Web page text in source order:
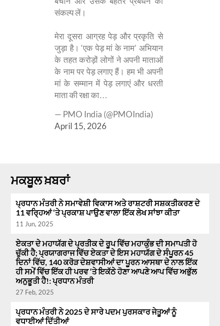
संकल्प लें।
मेरा दूसरा आग्रह पेड़ और प्रकृति से
जुड़ा है। ‘एक पेड़ मां के नाम’ अभियान
के तहत करोड़ों लोगों ने अपनी माताओं
के नाम पर पेड़ लगाए हैं। हम भी अपनी
मां के सम्मान में पेड़ लगाएं और धरती
माता की रक्षा का…
— PMO India (@PMOIndia)
April 15, 2026
ਮਕਬੂਲ ਖ਼ਬਰਾਂ
ਪ੍ਰਧਾਨ ਮੰਤਰੀ ਨੇ ਸਮਾਵੇਸ਼ੀ ਵਿਕਾਸ ਅਤੇ ਰਾਸ਼ਟਰੀ ਸਸ਼ਕਤੀਕਰਣ ਦੇ
11 ਵਰ੍ਹਿਆਂ ‘ਤੇ ਪ੍ਰਕਾਸ਼ ਪਾਉਣ ਵਾਲਾ ਇੱਕ ਲੇਖ ਸਾਂਝਾ ਕੀਤਾ
11 Jun, 2025
ਏਕਤਾ ਦੇ ਮਹਾਯੱਗ ਦੇ ਪ੍ਰਤੀਕ ਦੇ ਰੂਪ ਵਿੱਚ ਮਹਾਕੁੰਭ ਦੀ ਸਮਾਪਤੀ ਹੋ
ਚੁੱਕੀ ਹੈ; ਪ੍ਰਯਾਗਰਾਜ ਵਿੱਚ ਏਕਤਾ ਦੇ ਇਸ ਮਹਾਯੱਗ ਦੇ ਸੰਪੂਰਨ 45
ਦਿਨਾਂ ਵਿੱਚ, 140 ਕਰੋੜ ਦੇਸ਼ਵਾਸੀਆਂ ਦਾ ਪੂਰਨ ਆਸਥਾ ਦੇ ਨਾਲ ਇੱਕ
ਹੀ ਸਮੇਂ ਵਿੱਚ ਇੱਕ ਹੀ ਪਰਵ ‘ਤੇ ਇਕੱਠੇ ਹੋਣਾ ਆਪਣੇ ਆਪ ਵਿੱਚ ਅਭੁੱਲ
ਅਨੁਭੂਤੀ ਹੈ!: ਪ੍ਰਧਾਨ ਮੰਤਰੀ
27 Feb, 2025
ਪ੍ਰਧਾਨ ਮੰਤਰੀ ਨੇ 2025 ਦੇ ਸਾਰੇ ਪਦਮ ਪੁਰਸਕਾਰ ਜੇਤੂਆਂ ਨੂੰ
ਵਧਾਈਆਂ ਦਿੱਤੀਆਂ